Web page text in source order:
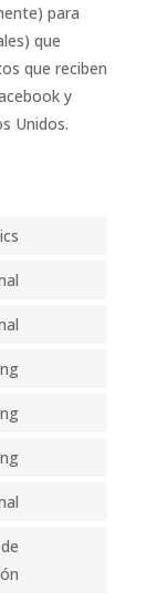
para
que
que reciben
y
Unidos.